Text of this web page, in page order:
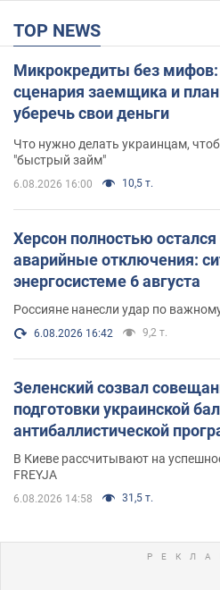
TOP NEWS
Микрокредиты без мифов:
сценария заемщика и
уберечь свои деньги
Что нужно делать украинцам,
"быстрый займ"
6.08.2026 16:00 10,5 т.
Херсон полностью
аварийные отключения:
энергосистеме 6 августа
Россияне нанесли удар по
6.08.2026 16:42 9,2 т.
Зеленский созвал
подготовки украинской
антибаллистической
решения готовятся
В Киеве рассчитывают на
FREYJA
6.08.2026 14:58 31,5 т.